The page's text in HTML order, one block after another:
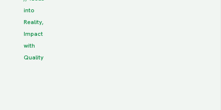
into
Reality,
Impact
with
Quality